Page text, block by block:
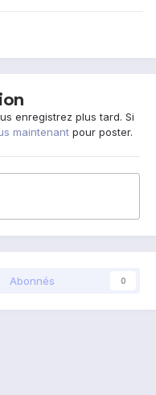
enregistrez plus tard. Si
maintenant pour poster.
Abonnés 0